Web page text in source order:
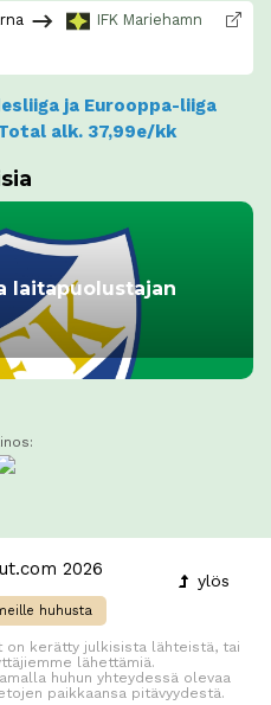
IFK Mariehamn
ja Eurooppa-liiga
alk. 37,99e/kk
laitapuolustajan
ylös
2026
huhusta
on kerätty julkisista lähteistä, tai
lähettämiä.
huhun yhteydessä olevaa
paikkaansa pitävyydestä.